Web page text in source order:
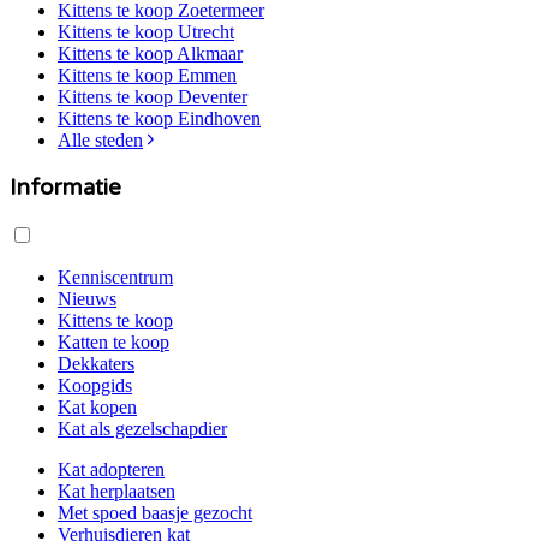
Kittens te koop Zoetermeer
Kittens te koop Utrecht
Kittens te koopAlkmaar
Kittens te koop Emmen
Kittens te koop Deventer
Kittens te koop Eindhoven
Alle steden
Informatie
Kenniscentrum
Nieuws
Kittens te koop
Katten te koop
Dekkaters
Koopgids
Kat kopen
Kat als gezelschapdier
Kat adopteren
Kat herplaatsen
Met spoed baasje gezocht
Verhuisdieren kat